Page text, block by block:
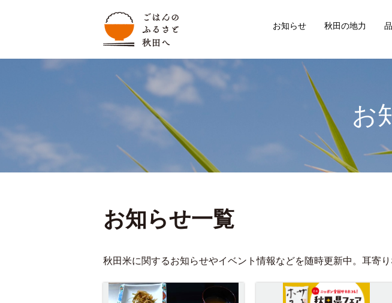
お知らせ 秋田の地力
お
お知らせ一覧
秋田米に関するお知らせやイベント情報などを随時更新中。耳寄り